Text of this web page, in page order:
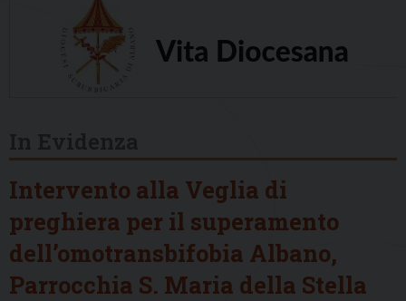
Intervento alla Veglia di
preghiera per il superamento
dell’omotransbifobia Albano,
Parrocchia S. Maria della Stella